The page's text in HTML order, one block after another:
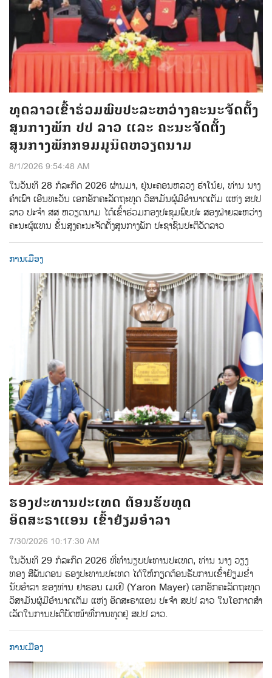
ທູດລາວເຂົ້າຮ່ວມພົບປະລະຫວ່າງຄະນະຈັດຕັ້ງ
ສູນກາງພັກ ປປ ລາວ ແລະ ຄະນະຈັດຕັ້ງ
ສູນກາງພັກກອມມູນິດຫວຽດນາມ
8/1/2026 9:54:48 AM
ໃນວັນທີ 28 ກໍລະກົດ 2026 ຜ່ານມາ, ຢູ່ນະຄອນຫລວງ ຮ່າໂນ້ຍ, ທ່ານ ນາງ
ຄຳເພົາ ເອີນທະວັນ ເອກອັກຄະລັດຖະທູດ ວິສາມັນຜູ້ມີອຳນາດເຕັມ ແຫ່ງ ສປປ
ລາວ ປະຈຳ ສສ ຫວຽດນາມ ໄດ້ເຂົ້າຮ່ວມກອງປະຊຸມພົບປະ ສອງຝ່າຍລະຫວ່າງ
ຄະນະຜູ້ແທນ ຂັ້ນສູງຄະນະຈັດຕັ້ງສູນກາງພັກ ປະຊາຊົນປະຕິວັດລາວ
ການເມືອງ
ຮອງປະທານປະເທດ ຕ້ອນຮັບທູດ
ອິດສະຣາແອນ ເຂົ້າຢ້ຽມອຳລາ
7/30/2026 10:17:30 AM
ໃນວັນທີ 29 ກໍລະກົດ 2026 ທີ່ທໍານຽບປະທານປະເທດ, ທ່ານ ນາງ ວຽງ
ທອງ ສີພັນດອນ ຮອງປະທານປະເທດ ໄດ້ໃຫ້ກຽດຕ້ອນຮັບການເຂົ້າຢ້ຽມຂໍ່າ
ນັບອໍາລາ ຂອງທ່ານ ຢາຣອນ ເມເຢີ (Yaron Mayer) ເອກອັກຄະລັດຖະທູດ
ວິສາມັນຜູ້ມີອຳນາດເຕັມ ແຫ່ງ ອິດສະຣາແອນ ປະຈຳ ສປປ ລາວ ໃນໂອກາດສໍາ
ເລັດໃນການປະຕິບັດໜ້າທີ່ການທູດຢູ່ ສປປ ລາວ.
ການເມືອງ